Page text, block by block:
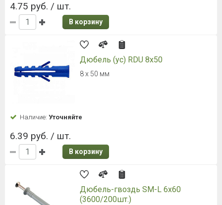
4.75 руб. / шт.
В корзину
Дюбель (ус) RDU 8x50
8 х 50 мм
Наличие: Уточняйте
6.39 руб. / шт.
В корзину
Дюбель-гвоздь SM-L 6х60
(3600/200шт.)